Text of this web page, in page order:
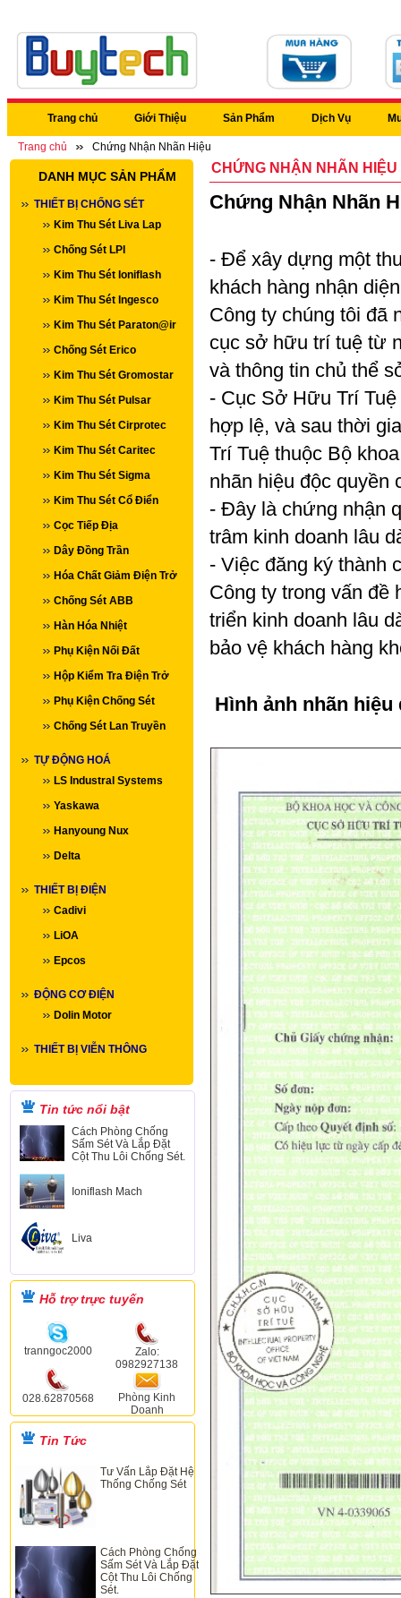
Trang chủ Giới Thiệu Sản Phẩm Dịch Vụ
Trang chủ Chứng Nhận Nhãn Hiệu
DANH MỤC SẢN PHẨM
THIẾT BỊ CHỐNG SÉT
Kim Thu Sét Liva Lap
Chống Sét LPI
Kim Thu Sét Ioniflash
Kim Thu Sét Ingesco
Kim Thu Sét Paraton@ir
Chống Sét Erico
Kim Thu Sét Gromostar
Kim Thu Sét Pulsar
Kim Thu Sét Cirprotec
Kim Thu Sét Caritec
Kim Thu Sét Sigma
Kim Thu Sét Cổ Điển
Cọc Tiếp Địa
Dây Đồng Trần
Hóa Chất Giảm Điện Trở
Chống Sét ABB
Hàn Hóa Nhiệt
Phụ Kiện Nối Đất
Hộp Kiểm Tra Điện Trở
Phụ Kiện Chống Sét
Chống Sét Lan Truyền
TỰ ĐỘNG HOÁ
LS Industral Systems
Yaskawa
Hanyoung Nux
Delta
THIẾT BỊ ĐIỆN
Cadivi
LiOA
Epcos
ĐỘNG CƠ ĐIỆN
Dolin Motor
THIẾT BỊ VIỄN THÔNG
Tin tức nổi bật
Cách Phòng Chống
Sấm Sét Và Lắp Đặt
Cột Thu Lôi Chống Sét.
Ioniflash Mach
Liva
Hỗ trợ trực tuyến
tranngoc2000
Zalo:
0982927138
028.62870568
Phòng Kinh
Doanh
Tin Tức
Tư Vấn Lắp Đặt Hệ
Thống Chống Sét
Cách Phòng Chống
Sấm Sét Và Lắp Đặt
Cột Thu Lôi Chống
Sét.
CHỨNG NHẬN NHÃN HIỆU
Chứng Nhận Nhãn
- Để xây dựng một
khách hàng nhận
Công ty chúng tôi đã
cục sở hữu trí tuệ từ
và thông tin chủ thể
- Cục Sở Hữu Trí
hợp lệ, và sau thời
Trí Tuệ thuộc Bộ
nhãn hiệu độc quyền
- Đây là chứng nhận
trâm kinh doanh lâu
- Việc đăng ký thành
Công ty trong vấn đề
triển kinh doanh lâu
bảo vệ khách hàng
Hình ảnh nhãn